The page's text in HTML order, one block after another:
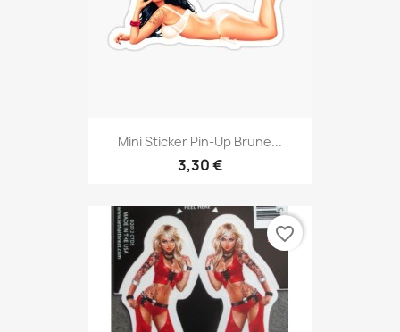
Mini Sticker Pin-Up Brune...
3,30 €
favorite_border